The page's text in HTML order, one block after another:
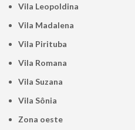
Vila Leopoldina
Vila Madalena
Vila Pirituba
Vila Romana
Vila Suzana
Vila Sônia
Zona oeste